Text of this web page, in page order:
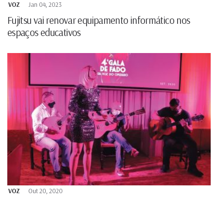
VOZ Jan 04, 2023
Fujitsu vai renovar equipamento informático nos
espaços educativos
VOZ Out 20, 2020